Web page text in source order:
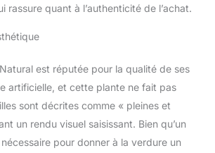
rassure quant à l’authenticité de l’achat.
est réputée pour la qualité de ses
artificielle, et cette plante ne fait pas
sont décrites comme « pleines et
un rendu visuel saisissant. Bien qu’un
pour donner à la verdure un